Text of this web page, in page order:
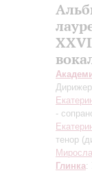
-
тенор
Глинка: